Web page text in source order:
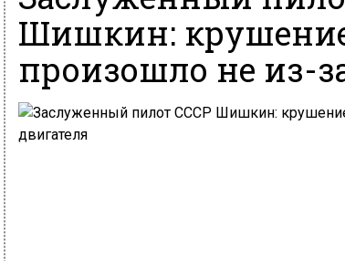
Шишкин: крушение
произошло не из-